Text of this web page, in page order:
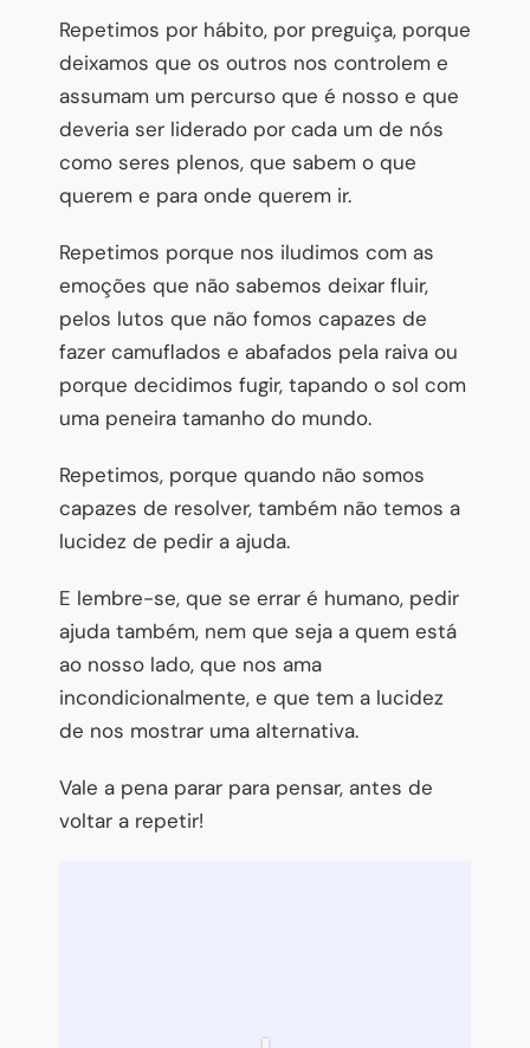
Repetimos por hábito, por preguiça, porque
deixamos que os outros nos controlem e
assumam um percurso que é nosso e que
deveria ser liderado por cada um de nós
como seres plenos, que sabem o que
querem e para onde querem ir.
Repetimos porque nos iludimos com as
emoções que não sabemos deixar fluir,
pelos lutos que não fomos capazes de
fazer camuflados e abafados pela raiva ou
porque decidimos fugir, tapando o sol com
uma peneira tamanho do mundo.
Repetimos, porque quando não somos
capazes de resolver, também não temos a
lucidez de pedir a ajuda.
E lembre-se, que se errar é humano, pedir
ajuda também, nem que seja a quem está
ao nosso lado, que nos ama
incondicionalmente, e que tem a lucidez
de nos mostrar uma alternativa.
Vale a pena parar para pensar, antes de
voltar a repetir!